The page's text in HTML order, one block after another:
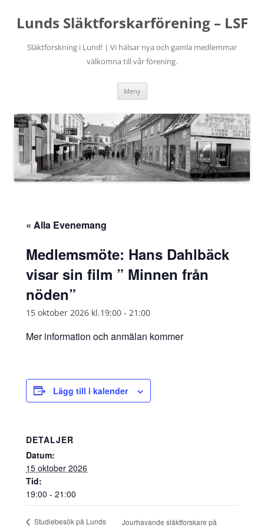
innehåll
Lunds Släktforskarförening – LSF
Släktforskning i Lund! | Vi hälsar nya och gamla medlemmar
välkomna till vår förening.
Meny
« Alla Evenemang
Medlemsmöte: Hans Dahlbäck
visar sin film ” Minnen från
nöden”
15 oktober 2026 kl.19:00 - 21:00
Mer information och anmälan kommer
Lägg till i kalender
DETALJER
Datum:
15 oktober 2026
Tid:
19:00 - 21:00
Studiebesök på Lunds
Jourhavande släktforskare på